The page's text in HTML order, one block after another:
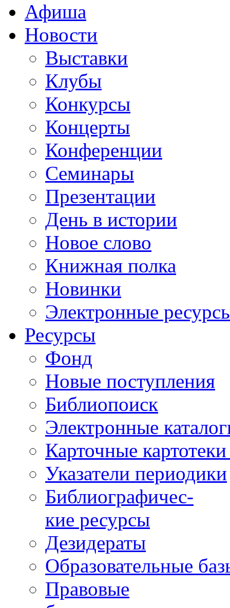
Афиша
Новости
Выставки
Клубы
Конкурсы
Концерты
Конференции
Семинары
Презентации
День в истории
Новое слово
Книжная полка
Новинки
Электронные
Ресурсы
Фонд
Новые поступления
Библиопоиск
Электронные
Карточные
Указатели периодики
Библиографичес-
кие ресурсы
Дезидераты
Образовательные
Правовые